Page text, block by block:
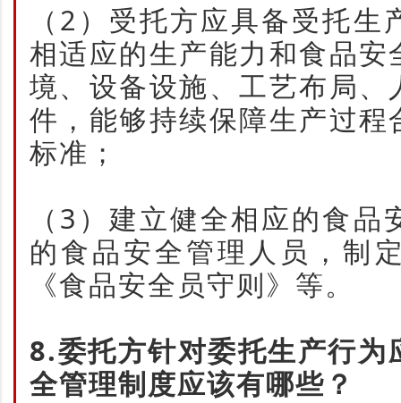
（2）受托方应具备受托
相适应的生产能力和食品
境、设备设施、工艺布局
件，能够持续保障生产过
标准；
（3）建立健全相应的食
的食品安全管理人员，制
《食品安全员守则》等。
8.委托方针对委托生产行
全管理制度应该有哪些？